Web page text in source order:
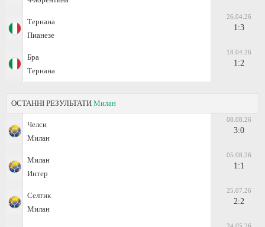
Тернана
Пианезе
26.04.26
1:3
Бра
Тернана
18.04.26
1:2
ОСТАННІ РЕЗУЛЬТАТИ Милан
Челси
Милан
08.08.26
3:0
Милан
Интер
05.08.26
1:1
Селтик
Милан
25.07.26
2:2